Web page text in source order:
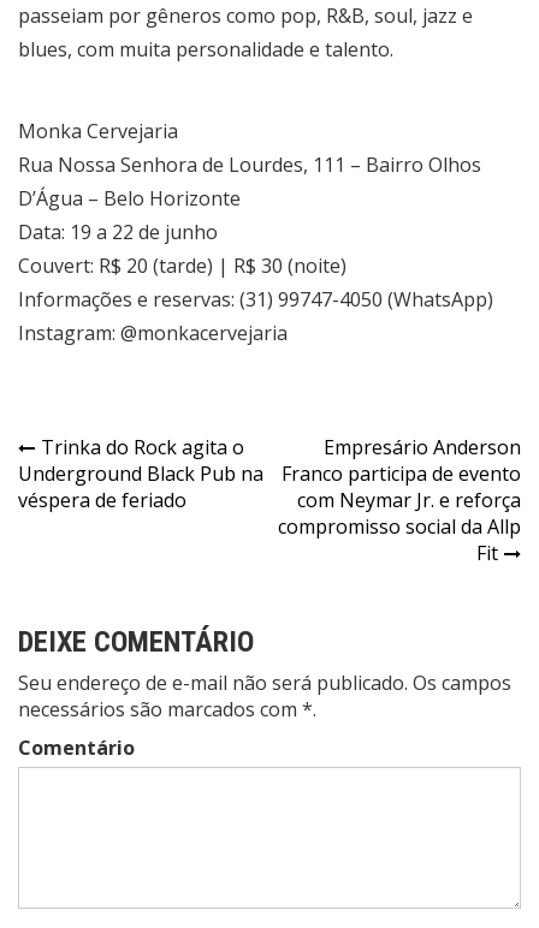
passeiam por gêneros como pop, R&B, soul, jazz e
blues, com muita personalidade e talento.
Monka Cervejaria
Rua Nossa Senhora de Lourdes, 111 – Bairro Olhos
D’Água – Belo Horizonte
Data: 19 a 22 de junho
Couvert: R$ 20 (tarde) | R$ 30 (noite)
Informações e reservas: (31) 99747-4050 (WhatsApp)
Instagram: @monkacervejaria
Navegação
de
Trinka do Rock agita o
Underground Black Pub na
véspera de feriado
Empresário Anderson
Franco participa de evento
com Neymar Jr. e reforça
compromisso social da Allp
Fit
DEIXE COMENTÁRIO
Seu endereço de e-mail não será publicado. Os campos
necessários são marcados com *.
Comentário